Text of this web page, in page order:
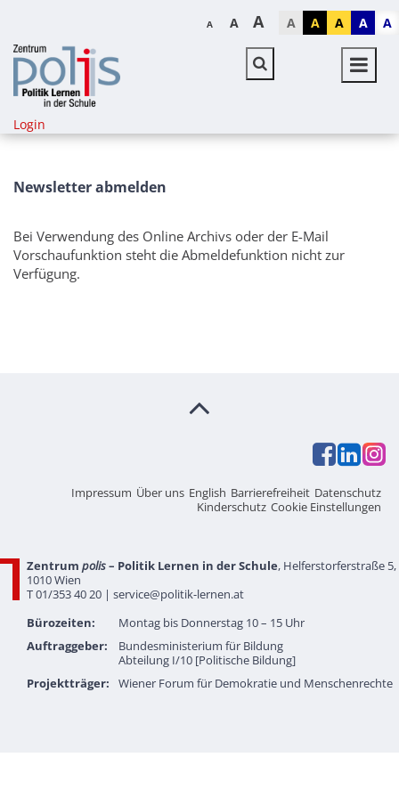
A A A A A A A A
Login
Newsletter abmelden
Bei Verwendung des Online Archivs oder der E-Mail
Vorschaufunktion steht die Abmeldefunktion nicht zur
Verfügung.
Impressum Über uns English Barrierefreiheit Datenschutz
Kinderschutz Cookie Einstellungen
Zentrum polis– Politik Lernen in der Schule, Helferstorferstraße 5,
1010 Wien
T 01/353 40 20 | service@politik-lernen.at
Bürozeiten:
Montag bis Donnerstag 10 – 15 Uhr
Auftraggeber:
Bundesministerium für Bildung
Abteilung I/10 [Politische Bildung]
Projektträger:
Wiener Forum für Demokratie und Menschenrechte